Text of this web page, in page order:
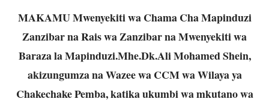
MAKAMU Mwenyekiti wa Chama Cha Mapinduzi
Zanzibar na Rais wa Zanzibar na Mwenyekiti wa
Baraza la Mapinduzi.Mhe.Dk.Ali Mohamed Shein,
akizungumza na Wazee wa CCM wa Wilaya ya
Chakechake Pemba, katika ukumbi wa mkutano wa